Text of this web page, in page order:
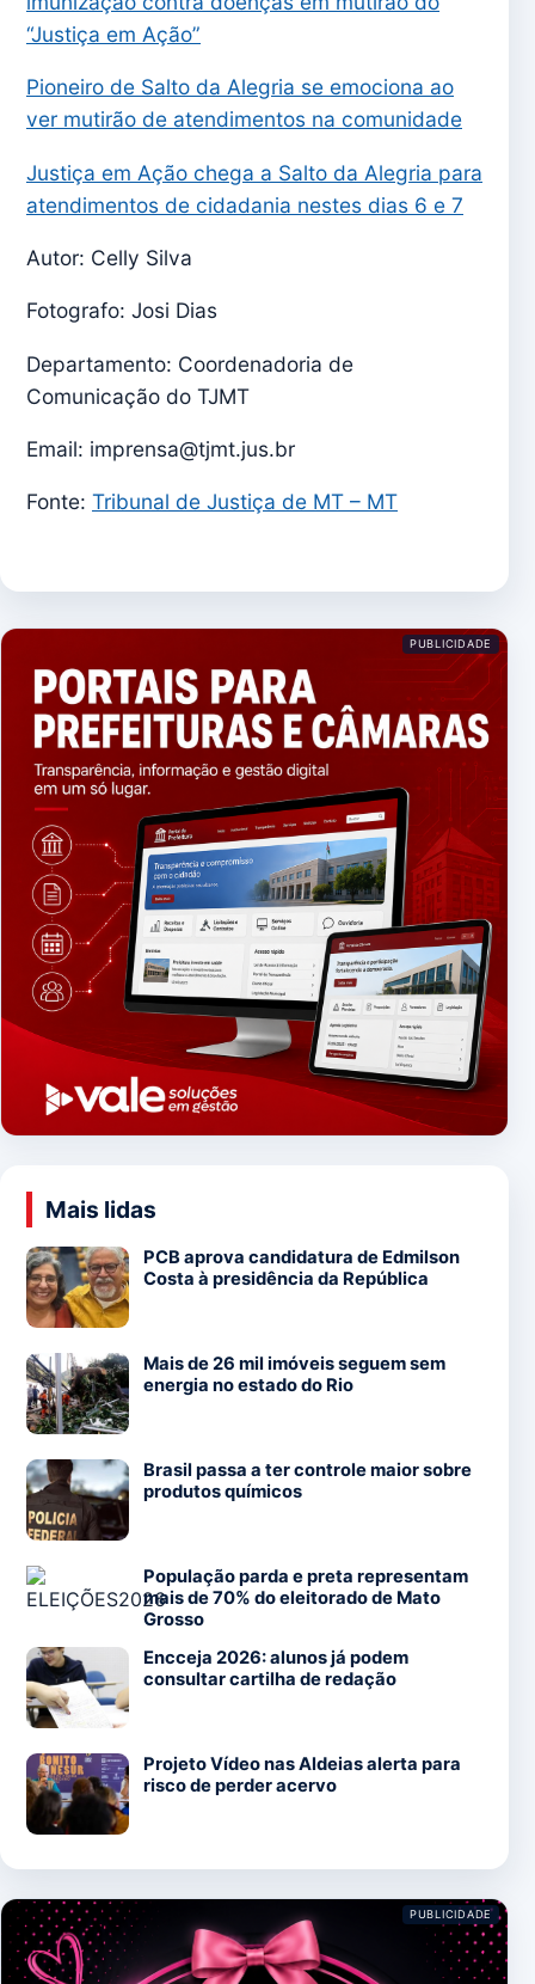
“Justiça em Ação”
Pioneiro de Salto da Alegria se emociona ao
ver mutirão de atendimentos na comunidade
Justiça em Ação chega a Salto da Alegria para
atendimentos de cidadania nestes dias 6 e 7
Autor: Celly Silva
Fotografo: Josi Dias
Departamento: Coordenadoria de
Comunicação do TJMT
Email: imprensa@tjmt.jus.br
Fonte: Tribunal de Justiça de MT – MT
PUBLICIDADE
Mais lidas
PCB aprova candidatura de Edmilson
Costa à presidência da República
Mais de 26 mil imóveis seguem sem
energia no estado do Rio
Brasil passa a ter controle maior sobre
produtos químicos
População parda e preta representam
mais de 70% do eleitorado de Mato
Grosso
Encceja 2026: alunos já podem
consultar cartilha de redação
Projeto Vídeo nas Aldeias alerta para
risco de perder acervo
PUBLICIDADE